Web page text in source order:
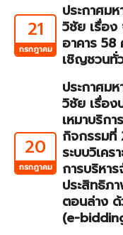
21
กรกฎาคม
ประกาศม
วิชัย เรื่อง
อาคาร
เชิญชวนทั่
20
กรกฎาคม
ประกาศม
วิชัย เรื่อง
เหมาบริก
กิจกรรมที่
ระบบวิเค
การบริหา
ประสิทธิภ
ตอนล่าง
(e-